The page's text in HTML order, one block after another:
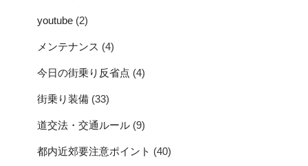
youtube (2)
メンテナンス (4)
今日の街乗り反省点 (4)
街乗り装備 (33)
道交法・交通ルール (9)
都内近郊要注意ポイント (40)